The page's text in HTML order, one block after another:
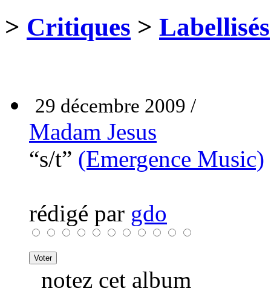
> Critiques > Labellisés
29 décembre 2009 /
Madam Jesus
“s/t” (Emergence Music)
rédigé par gdo
notez cet album